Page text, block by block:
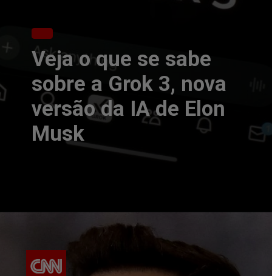
Veja o que se sabe
sobre a Grok 3, nova
versão da IA de Elon
Musk